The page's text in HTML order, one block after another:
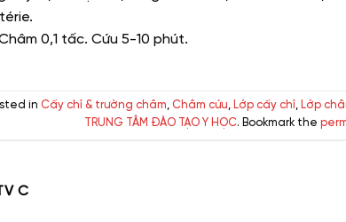
0,1 tấc. Cứu 5-10 phút.
in Cấy chỉ & trường châm, Châm cứu, Lớp cấy chỉ, Lớp
TRUNG TÂM ĐÀO TẠO Y HỌC. Bookmark the
C